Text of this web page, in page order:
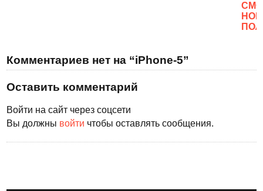
Комментариев нет на “iPhone-5”
Оставить комментарий
Войти на сайт через соцсети
Вы должны войти чтобы оставлять сообщения.